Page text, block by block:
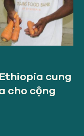
cung
cho cộng